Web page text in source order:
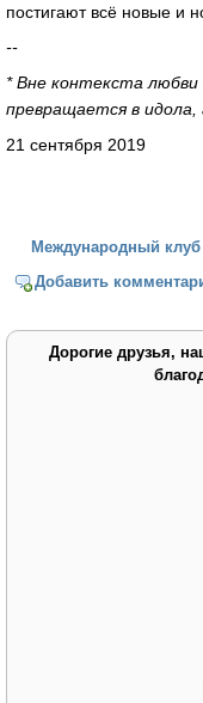
постигают всё новые и
--
* Вне контекста любви
превращается в
21 сентября 2019
Международный
Добавить
Дорогие друзья,